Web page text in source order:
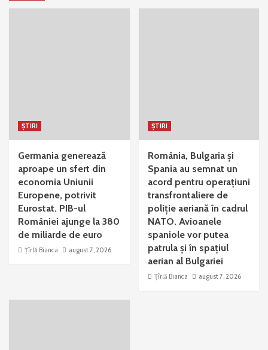
ȘTIRI
Germania generează
aproape un sfert din
economia Uniunii
Europene, potrivit
Eurostat. PIB-ul
României ajunge la 380
de miliarde de euro
Țîrlă Bianca august 7, 2026
ȘTIRI
România, Bulgaria și
Spania au semnat un
acord pentru operațiuni
transfrontaliere de
poliție aeriană în cadrul
NATO. Avioanele
spaniole vor putea
patrula și în spațiul
aerian al Bulgariei
Țîrlă Bianca august 7, 2026